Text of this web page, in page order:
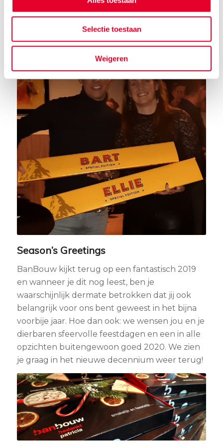
Selectie toestaan
Weigeren
persoonlijke kerstwens en videoboodschap.
Season’s Greetings
BanBouw kijkt terug op een fantastisch 2019
en wanneer je dit nog leest, ben je
waarschijnlijk dermate betrokken dat jij ook
belangrijk voor ons bent geweest in het bijna
voorbije jaar. Hoe dan ook: we wensen jou en je
dierbaren sfeervolle feestdagen en een in alle
opzichten buitengewoon goed 2020. We zien
je graag in het nieuwe decennium weer terug!